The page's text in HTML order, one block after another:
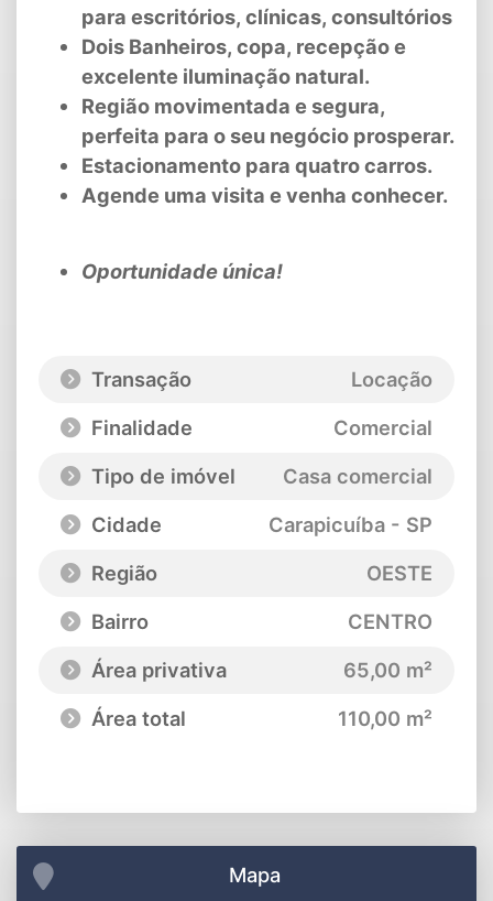
para escritórios, clínicas, consultórios
Dois Banheiros, copa, recepção e
excelente iluminação natural.
Região movimentada e segura,
perfeita para o seu negócio prosperar.
Estacionamento para quatro carros.
Agende uma visita e venha conhecer.
Oportunidade única!
Transação
Locação
Finalidade
Comercial
Tipo de imóvel
Casa comercial
Cidade
Carapicuíba - SP
Região
OESTE
Bairro
CENTRO
Área privativa
65,00 m²
Área total
110,00 m²
Mapa